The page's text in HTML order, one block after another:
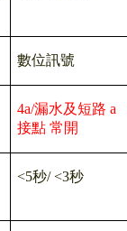
數位訊號
4a/漏水及短路 a
接點 常開
<5秒/ <3秒